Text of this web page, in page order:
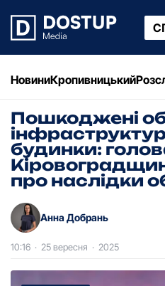
НовиниКропивницький
Пошкоджені
будинки:
про наслідки
Анна Добрань
10:16 · 25 вересня · 2025